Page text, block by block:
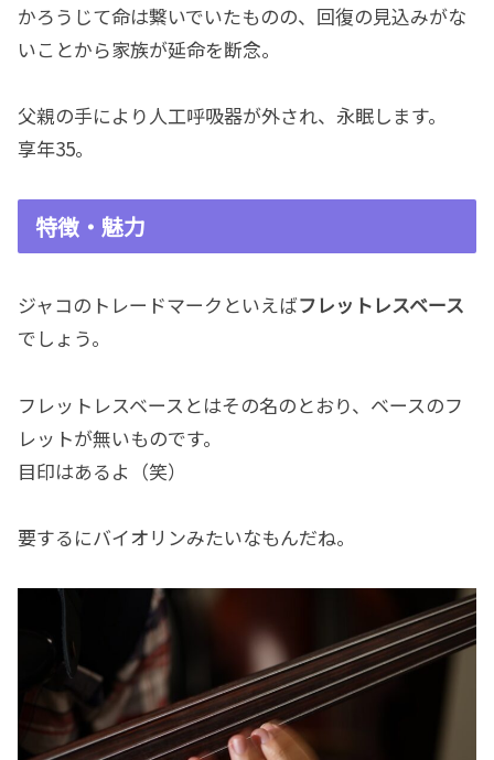
かろうじて命は繋いでいたものの、回復の見込みがな
いことから家族が延命を断念。
父親の手により人工呼吸器が外され、永眠します。
享年35。
特徴・魅力
ジャコのトレードマークといえばフレットレスベース
でしょう。
フレットレスベースとはその名のとおり、ベースのフ
レットが無いものです。
目印はあるよ（笑）
要するにバイオリンみたいなもんだね。